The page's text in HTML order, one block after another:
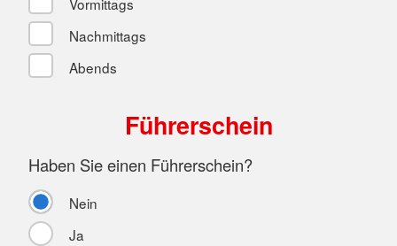
Nachmittags
Abends
Führerschein
Haben Sie einen Führerschein?
Nein
Ja